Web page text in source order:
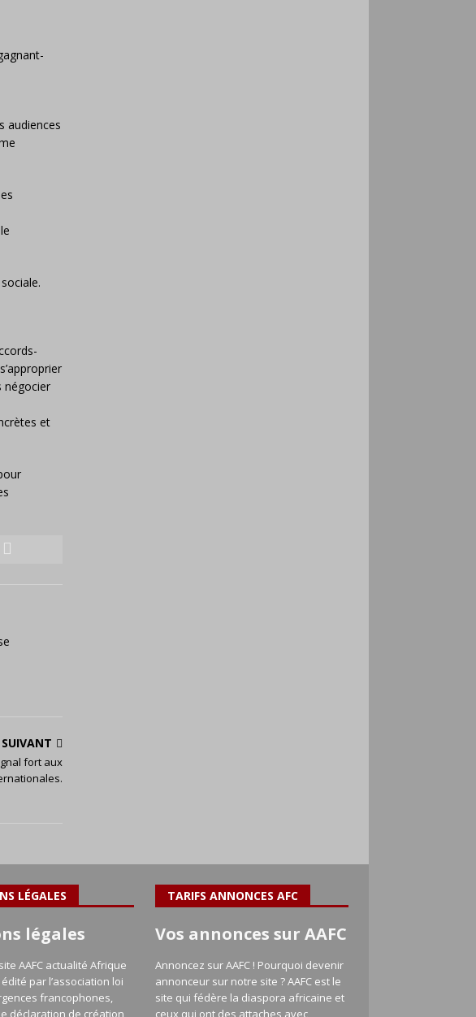
audiences
négocier
et
SUIVANT
fort aux
LÉGALES
légales
AAFC actualité Afrique
par l’association loi
francophones,
déclaration de création
TARIFS ANNONCES AFC
Vos annonces sur AAFC
Annoncez sur AAFC ! Pourquoi devenir
annonceur sur notre site ? AAFC est le
site qui fédère la diaspora africaine et
ceux qui ont des attaches avec